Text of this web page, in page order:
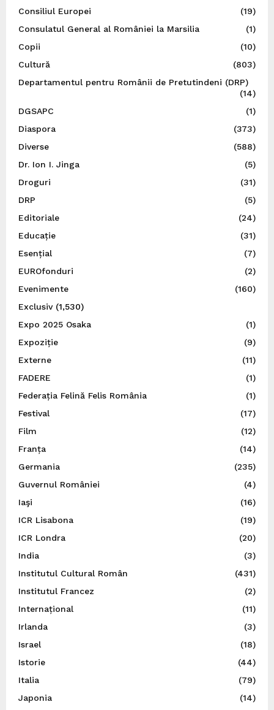
Consiliul Europei
(19)
Consulatul General al României la Marsilia
(1)
Copii
(10)
Cultură
(803)
Departamentul pentru Românii de Pretutindeni (DRP)
(14)
DGSAPC
(1)
Diaspora
(373)
Diverse
(588)
Dr. Ion I. Jinga
(5)
Droguri
(31)
DRP
(5)
Editoriale
(24)
Educație
(31)
Esențial
(7)
EUROfonduri
(2)
Evenimente
(160)
Exclusiv(1,530)
Expo 2025 Osaka
(1)
Expoziție
(9)
Externe
(11)
FADERE
(1)
Federația Felină Felis România
(1)
Festival
(17)
Film
(12)
Franța
(14)
Germania
(235)
Guvernul României
(4)
Iaşi
(16)
ICR Lisabona
(19)
ICR Londra
(20)
India
(3)
Institutul Cultural Român
(431)
Institutul Francez
(2)
Internațional
(11)
Irlanda
(3)
Israel
(18)
Istorie
(44)
Italia
(79)
Japonia
(14)